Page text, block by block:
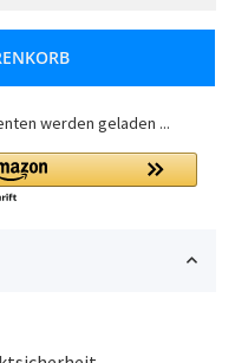
werden geladen ...